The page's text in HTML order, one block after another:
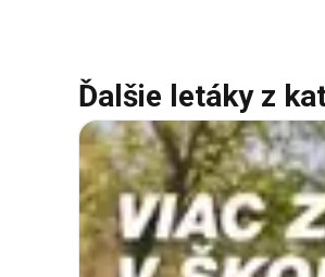
Ďalšie letáky z